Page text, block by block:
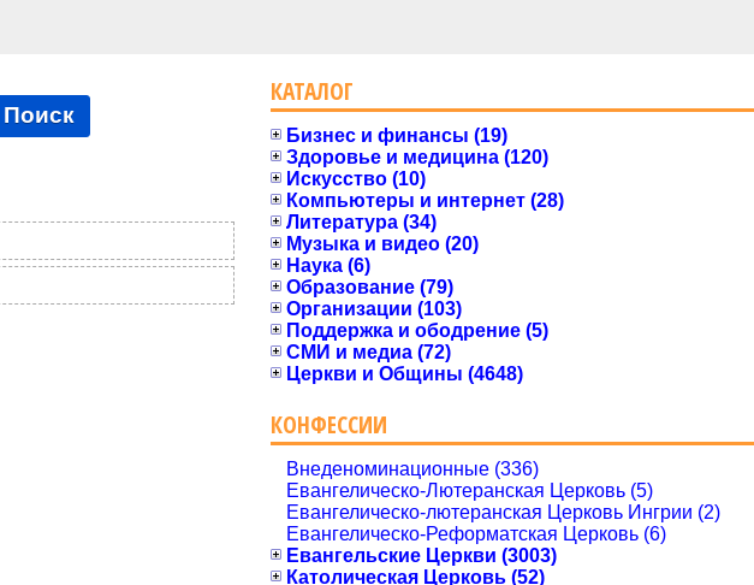
Поиск
КАТАЛОГ
Бизнес и финансы (19)
Здоровье и медицина (120)
Искусство (10)
Компьютеры и интернет (28)
Литература (34)
Музыка и видео (20)
Наука (6)
Образование (79)
Организации (103)
Поддержка и ободрение (5)
СМИ и медиа (72)
Церкви и Общины (4648)
КОНФЕССИИ
Внеденоминационные (336)
Евангелическо-Лютеранская Церковь (5)
Евангелическо-лютеранская Церковь Ингрии (2)
Евангелическо-Реформатская Церковь (6)
Евангельские Церкви (3003)
Католическая Церковь (52)